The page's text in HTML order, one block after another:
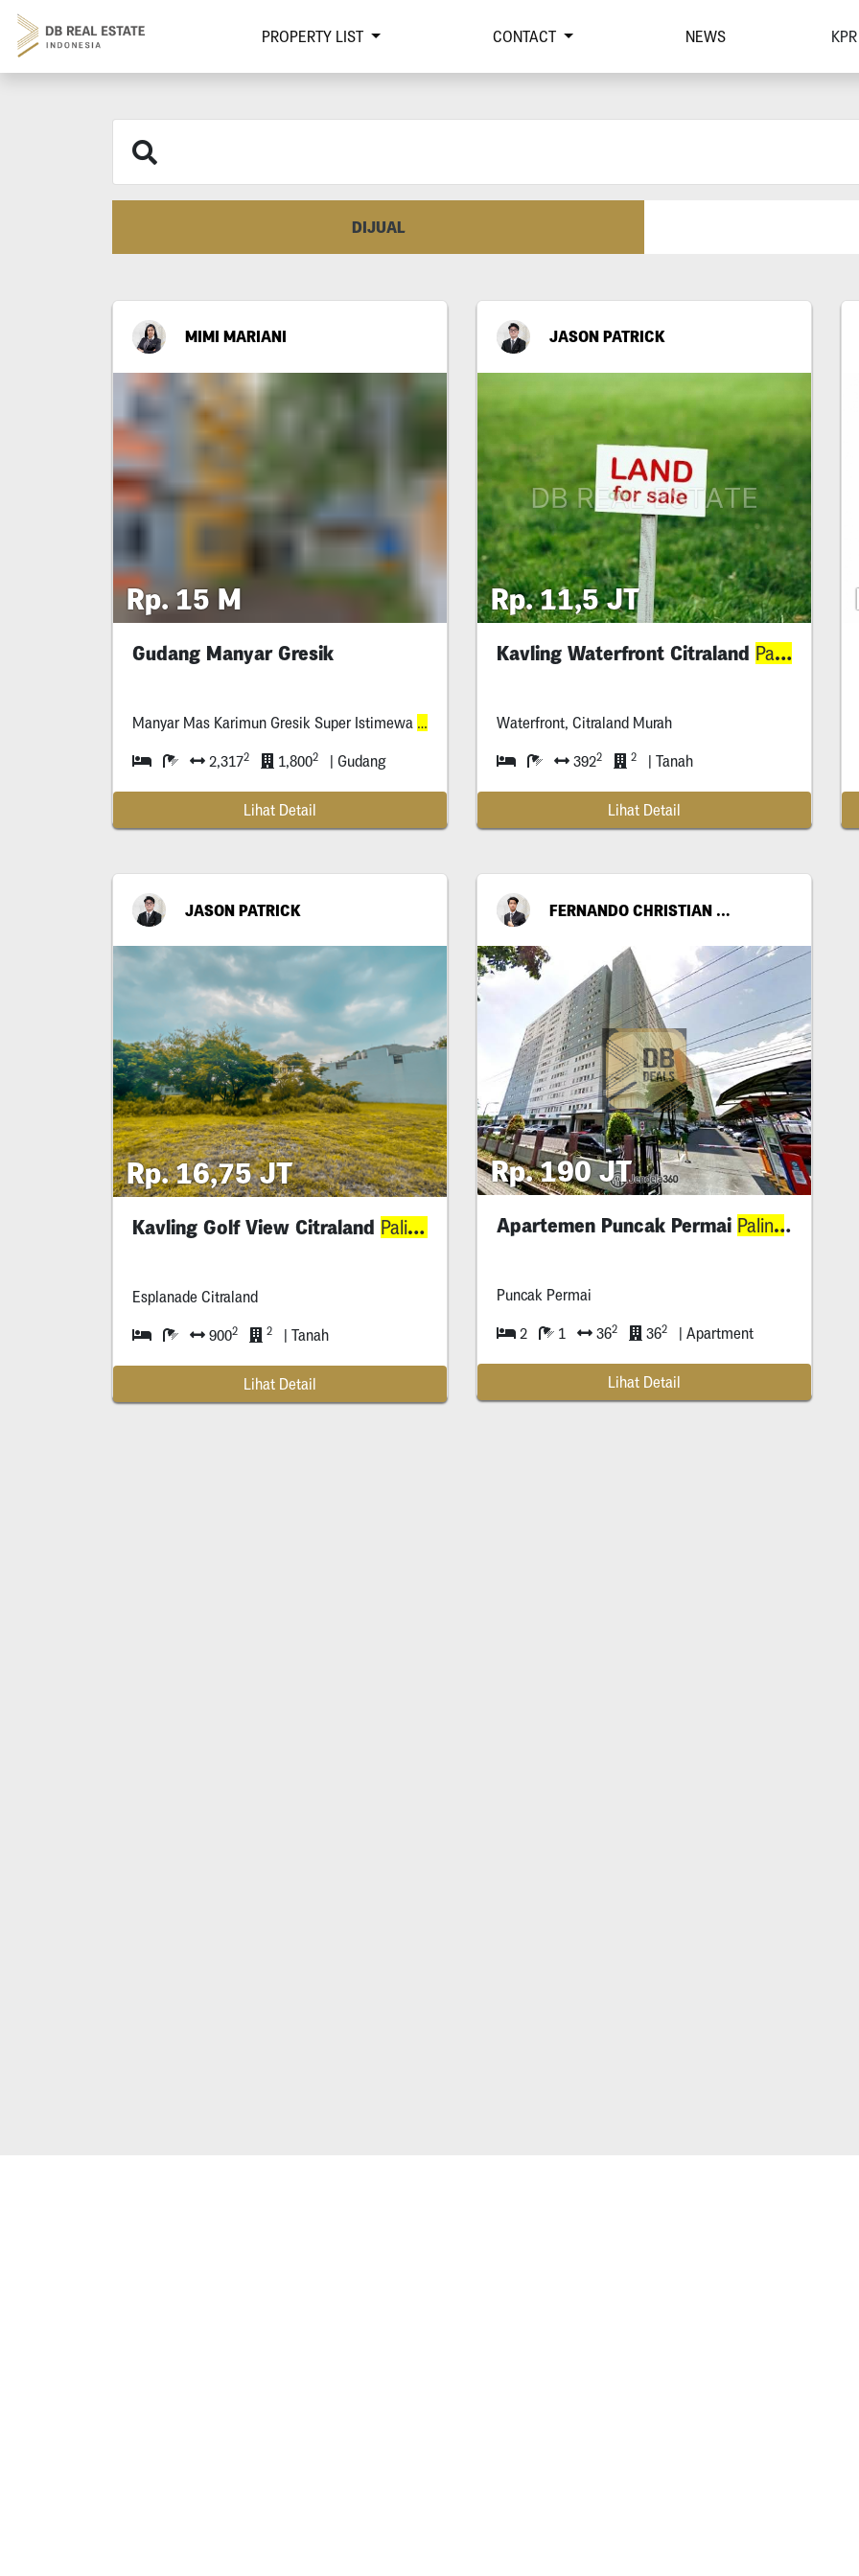
PROPERTY LIST CONTACT NEWS KPR
DIJUAL
MIMI MARIANI
Rp. 15 M
Gudang Manyar Gresik
Manyar Mas Karimun Gresik Super Istimewa
Paling Luas Di Area Mmk Luas Tanah *.***M* Luas Bangunan
2,3172 1,8002 | Gudang
Lihat Detail
JASON PATRICK
Rp. 11,5 JT
Kavling Waterfront Citraland Paling
Waterfront, Citraland Murah
3922 2 | Tanah
Lihat Detail
JASON PATRICK
Rp. 16,75 JT
Kavling Golf View Citraland Paling
Esplanade Citraland
9002 2 | Tanah
Lihat Detail
FERNANDO CHRISTIAN RICKY
Rp. 190 JT
Apartemen Puncak Permai Paling Murah
Puncak Permai
2 1 362 362 | Apartment
Lihat Detail